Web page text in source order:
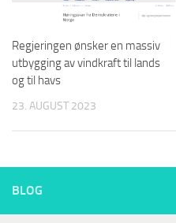
Regjeringen ønsker en massiv
utbygging av vindkraft til lands
og til havs
23. AUGUST 2023
BLOG